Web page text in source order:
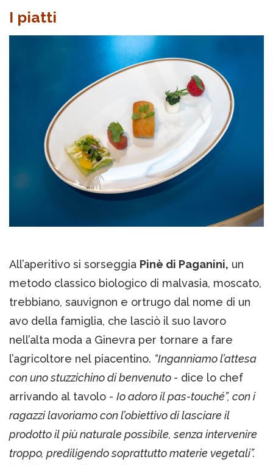
I piatti
All’aperitivo si sorseggia Pinè di Paganini, un
metodo classico biologico di malvasia, moscato,
trebbiano, sauvignon e ortrugo dal nome di un
avo della famiglia, che lasciò il suo lavoro
nell’alta moda a Ginevra per tornare a fare
l’agricoltore nel piacentino. “Inganniamo l’attesa
con uno stuzzichino di benvenuto - dice lo chef
arrivando al tavolo - Io adoro il pas-touché”, con i
ragazzi lavoriamo con l’obiettivo di lasciare il
prodotto il più naturale possibile, senza intervenire
troppo, prediligendo soprattutto materie vegetali”.